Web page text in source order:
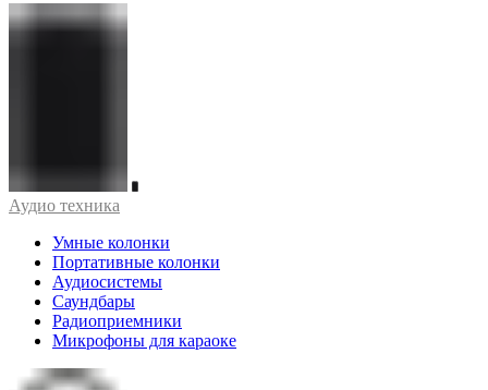
Аудио техника
Умные колонки
Портативные колонки
Аудиосистемы
Саундбары
Радиоприемники
Микрофоны для караоке